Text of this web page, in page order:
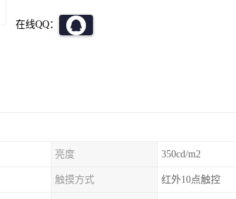
在线QQ：
亮度 350cd/m2
触摸方式 红外10点触控